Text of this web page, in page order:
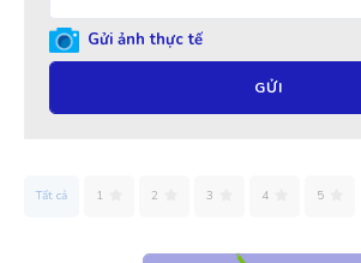
Gửi ảnh thực tế
GỬI
Tất cả 1 2 3 4 5